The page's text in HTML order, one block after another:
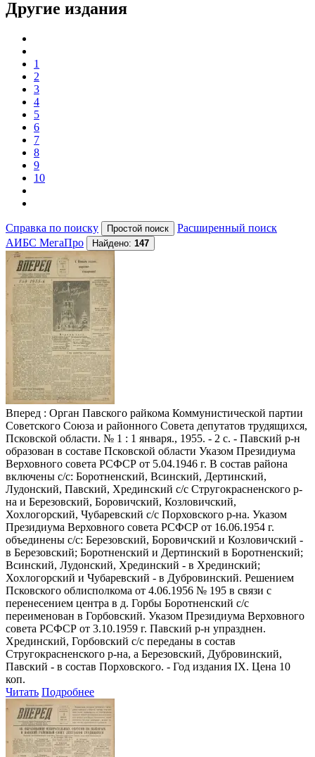
Другие издания
1
2
3
4
5
6
7
8
9
10
Справка по поиску
Расширенный поиск
АИБС МегаПро
Найдено: 147
Вперед : Орган Павского райкома Коммунистической партии
Советского Союза и районного Совета депутатов трудящихся,
Псковской области. № 1 : 1 января., 1955. - 2 с. - Павский р-н
образован в составе Псковской области Указом Президиума
Верховного совета РСФСР от 5.04.1946 г. В состав района
включены с/с: Боротненский, Всинский, Дертинский,
Лудонский, Павский, Хрединский с/с Стругокрасненского р-
на и Березовский, Боровичский, Козловичский,
Хохлогорский, Чубаревский с/с Порховского р-на. Указом
Президиума Верховного совета РСФСР от 16.06.1954 г.
объединены с/с: Березовский, Боровичский и Козловичский -
в Березовский; Боротненский и Дертинский в Боротненский;
Всинский, Лудонский, Хрединский - в Хрединский;
Хохлогорский и Чубаревский - в Дубровинский. Решением
Псковского облисполкома от 4.06.1956 № 195 в связи с
перенесением центра в д. Горбы Боротненский с/с
переименован в Горбовский. Указом Президиума Верховного
совета РСФСР от 3.10.1959 г. Павский р-н упразднен.
Хрединский, Горбовский с/с переданы в состав
Стругокрасненского р-на, а Березовский, Дубровинский,
Павский - в состав Порховского. - Год издания IX. Цена 10
коп.
Читать Подробнее